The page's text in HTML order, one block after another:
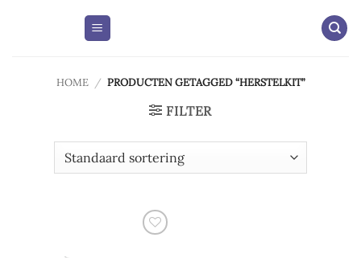
HOME / PRODUCTEN GETAGGED “HERSTELKIT”
FILTER